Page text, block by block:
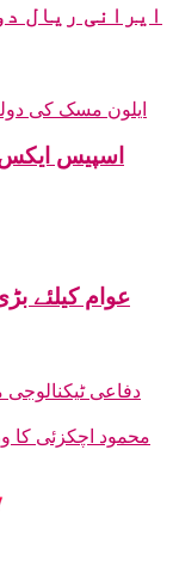
ایرانی ریال
عوام کیلئے
دفاعی ٹیکنالوجی
محمود اچکزئی کا